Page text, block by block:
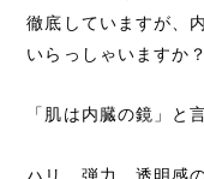
徹底していますが、
いらっしゃいますか？
「肌は内臓の鏡」と
ハリ、弾力、透明感